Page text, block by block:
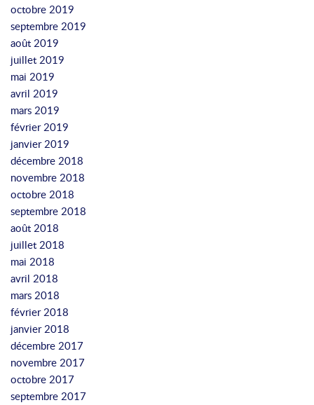
octobre 2019
septembre 2019
août 2019
juillet 2019
mai 2019
avril 2019
mars 2019
février 2019
janvier 2019
décembre 2018
novembre 2018
octobre 2018
septembre 2018
août 2018
juillet 2018
mai 2018
avril 2018
mars 2018
février 2018
janvier 2018
décembre 2017
novembre 2017
octobre 2017
septembre 2017